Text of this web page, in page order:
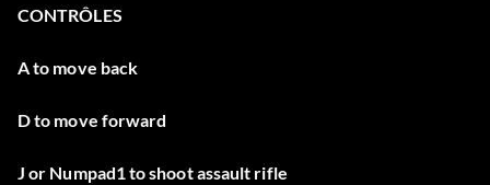
CONTRÔLES
A to move back
D to move forward
J or Numpad1 to shoot assault rifle